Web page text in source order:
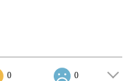
0 0